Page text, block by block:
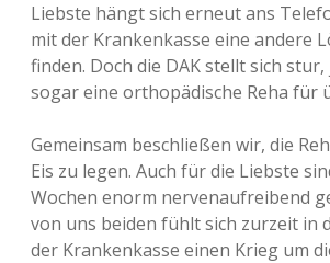
Liebste hängt sich erneut ans
mit der Krankenkasse eine andere
finden. Doch die DAK stellt sich
sogar eine orthopädische Reha für
Gemeinsam beschließen wir, die
Eis zu legen. Auch für die Liebste
Wochen enorm nervenaufreibend
von uns beiden fühlt sich zurzeit in
der Krankenkasse einen Krieg um